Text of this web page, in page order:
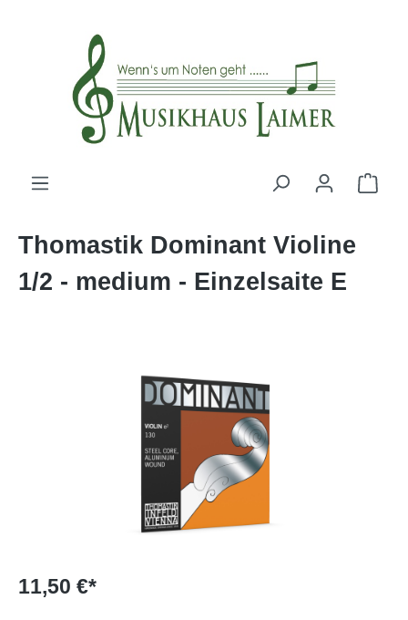
Thomastik Dominant Violine
1/2 - medium - Einzelsaite E
11,50 €*